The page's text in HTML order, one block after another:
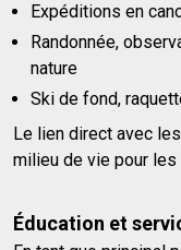
Expéditions en
Randonnée,
nature
Ski de fond,
Le lien direct avec
milieu de vie pour les
Éducation et